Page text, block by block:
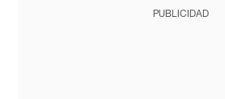
PUBLICIDAD